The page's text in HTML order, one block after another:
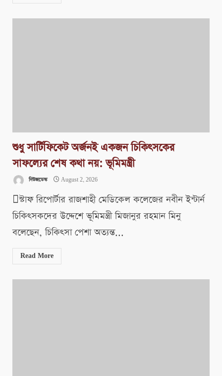
শুধু সার্টিফিকেট অর্জনই একজন চিকিৎসকের
সাফল্যের শেষ কথা নয়: ভূমিমন্ত্রী
নিউজডেস্ক August 2, 2026
স্টাফ রিপোর্টার রাজশাহী মেডিকেল কলেজের নবীন ইন্টার্ন
চিকিৎসকদের উদ্দেশে ভূমিমন্ত্রী মিজানুর রহমান মিনু
বলেছেন, চিকিৎসা পেশা অত্যন্ত...
Read More